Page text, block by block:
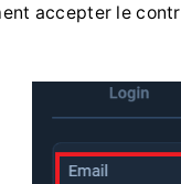
accepter le